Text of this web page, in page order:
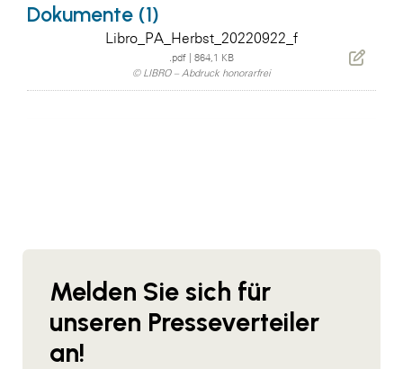
Dokumente (1)
Libro_PA_Herbst_20220922_f
.pdf
864,1 KB
© LIBRO – Abdruck honorarfrei
Melden Sie sich für
unseren Presseverteiler
an!